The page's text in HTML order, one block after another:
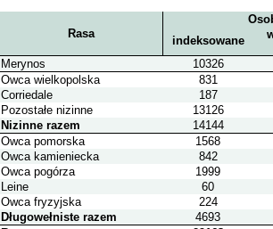
Rasa
indeksowane
Merynos
10326
Owca wielkopolska
831
Corriedale
187
Pozostałe nizinne
13126
Nizinne razem
14144
Owca pomorska
1568
Owca kamieniecka
842
Owca pogórza
1999
Leine
60
Owca fryzyjska
224
Długowełniste razem
4693